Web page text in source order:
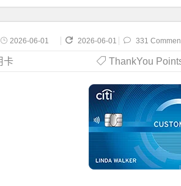
2026-06-01 2026-06-01 331
卡 ThankYou